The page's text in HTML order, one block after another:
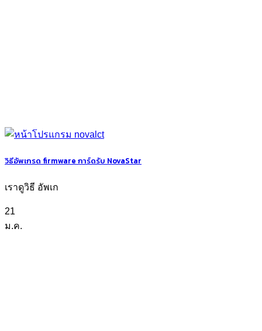
วิธีอัพเกรด firmware การ์ดรับ NovaStar
เราดูวิธี อัพเก
21
ม.ค.